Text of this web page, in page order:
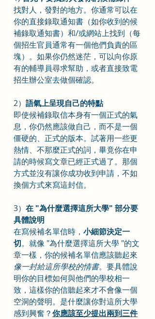
找對人，發對的地方。你通常可以在
你的直接錄取通知書（如你收到的候
補錄取通知書）和/或網站上找到（每
個招生官員通常有一個他們負責的區
塊）。如果你仍然迷茫，可以向你原
有的輔導員尋求幫助，或者直接致電
招生辦公室去做個確認。
2） 語氣上呈現自己的特點
即使候補錄取信本身有一個正式的氣
息，你仍然應該做自己，而不是一個
僵硬的、正式的版本。試著用一些更
熱情、不那麼正式的詞，畢竟你在申
請的時候寫文章已經正式過了。那個
方式並沒有讓你成功收到申請，不如
換個方式來寫這封信。
3） 在 "為什麼選擇這所大學" 部分要
具體說明
在寫候補名單信時， 小細節決定一
切。就像 "為什麼選擇這所大學 "的文
章一樣，你的候補名單信應該聽起來
像一封給這所學校的情書。要具體說
明你的目標如何與他們的學校相一
致，這樣你的信聽起來才不會像一個
空洞的聲明。是什麼讓你對這所大學
感到興奮？你應該至少提出兩到三件